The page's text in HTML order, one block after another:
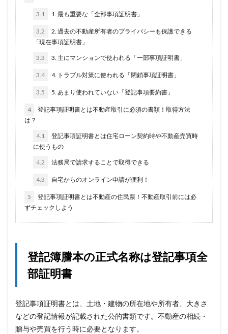
3.1 1. 最も重要な「全部事項証明書」
3.2
2. 過去の不動産所有者のプライバシーも保護できる
「現在事項証明書」
3.3 3. 主にマンションで使われる「一部事項証明書」
3.4 4. トラブル対策に使われる「閉鎖事項証明書」
3.5 5. あまり使われていない「登記事項要約書」
4
登記事項証明書とは不動産取引に必須の書類！取得方法
は？
4.1
登記事項証明書とは住宅ローン契約時や不動産売買時
に使うもの
4.2 法務局で請求することで取得できる
4.3 自宅からのオンライン申請が便利！
5
登記事項証明書とは不動産の住民票！不動産取引前には必
ずチェックしよう
登記簿謄本の正式名称は登記事項全
部証明書
登記事項証明書とは、土地・建物の所在地や所有者、大きさ
などの登記情報が記載された公的書類です。不動産の相続・
贈与や売買を行う時に必要となります。